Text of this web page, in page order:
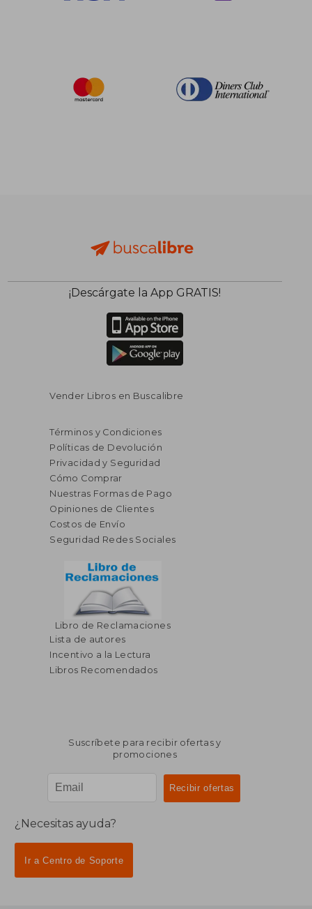
¡Descárgate la App GRATIS!
Vender Libros en Buscalibre
Términos y Condiciones
Políticas de Devolución
Privacidad y Seguridad
Cómo Comprar
Nuestras Formas de Pago
Opiniones de Clientes
Costos de Envío
Seguridad Redes Sociales
Libro de Reclamaciones
Lista de autores
Incentivo a la Lectura
Libros Recomendados
Suscríbete para recibir ofertas y
promociones
¿Necesitas ayuda?
Ir a Centro de Soporte